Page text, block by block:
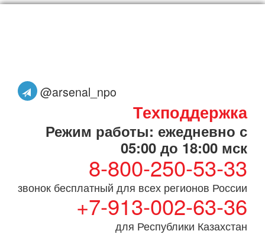
@arsenal_npo
Техподдержка
Режим работы: ежедневно с
05:00 до 18:00 мск
8-800-250-53-33
звонок бесплатный для всех регионов России
+7-913-002-63-36
для Республики Казахстан